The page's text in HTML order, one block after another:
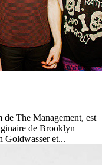
The Management, est
de Brooklyn
Goldwasser et...